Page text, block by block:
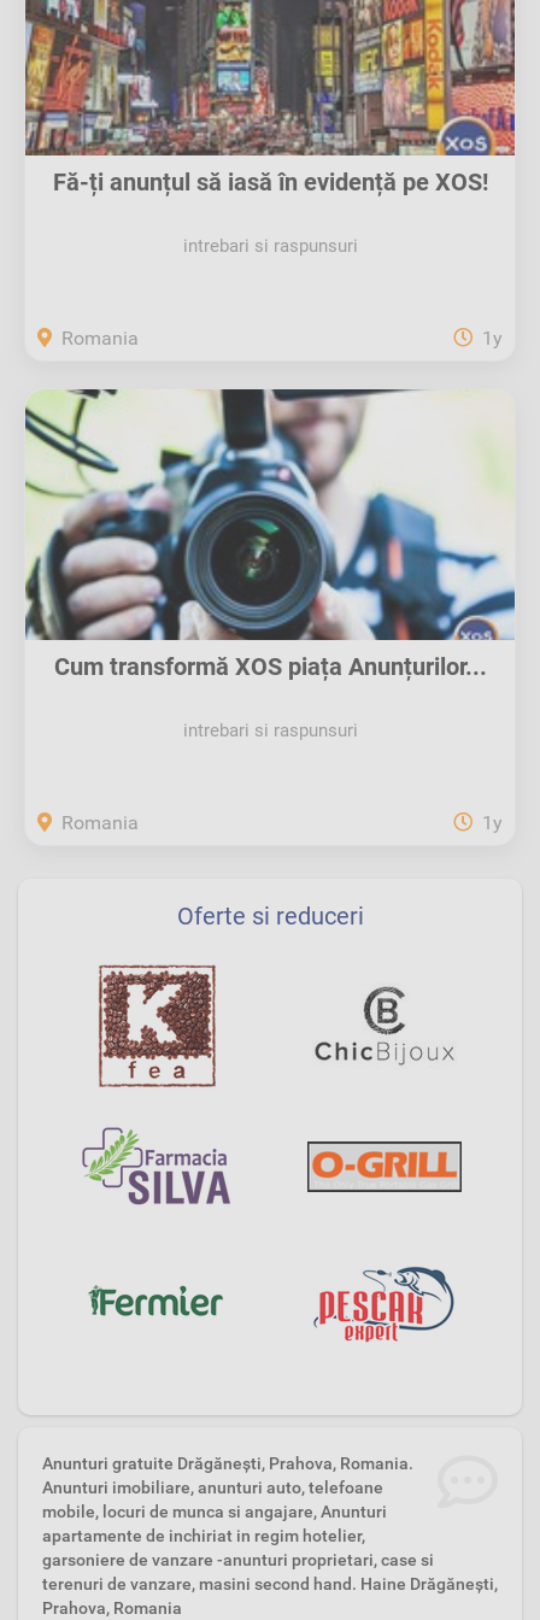
Fă-ți anunțul să iasă în evidență pe XOS!
intrebari si raspunsuri
Romania 1y
Cum transformă XOS piața Anunțurilor...
intrebari si raspunsuri
Romania 1y
Oferte si reduceri
Anunturi gratuite Drăgăneşti, Prahova, Romania.
Anunturi imobiliare, anunturi auto, telefoane
mobile, locuri de munca si angajare, Anunturi
apartamente de inchiriat in regim hotelier,
garsoniere de vanzare -anunturi proprietari, case si
terenuri de vanzare, masini second hand. Haine Drăgăneşti,
Prahova, Romania